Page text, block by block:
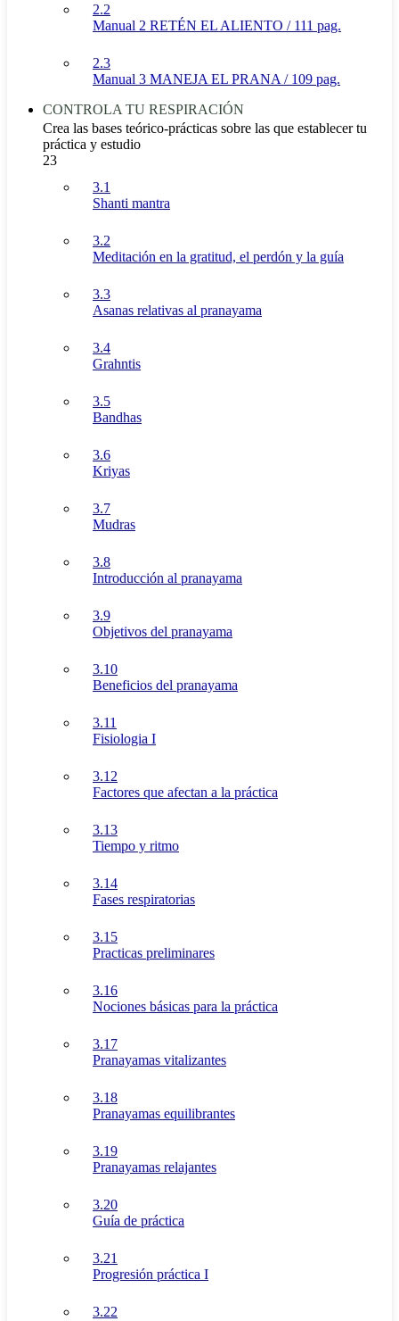
2.2
Manual 2 RETÉN EL ALIENTO / 111 pag.
2.3
Manual 3 MANEJA EL PRANA / 109 pag.
CONTROLA TU RESPIRACIÓN
Crea las bases teórico-prácticas sobre las que establecer tu
práctica y estudio
23
3.1
Shanti mantra
3.2
Meditación en la gratitud, el perdón y la guía
3.3
Asanas relativas al pranayama
3.4
Grahntis
3.5
Bandhas
3.6
Kriyas
3.7
Mudras
3.8
Introducción al pranayama
3.9
Objetivos del pranayama
3.10
Beneficios del pranayama
3.11
Fisiologia I
3.12
Factores que afectan a la práctica
3.13
Tiempo y ritmo
3.14
Fases respiratorias
3.15
Practicas preliminares
3.16
Nociones básicas para la práctica
3.17
Pranayamas vitalizantes
3.18
Pranayamas equilibrantes
3.19
Pranayamas relajantes
3.20
Guía de práctica
3.21
Progresión práctica I
3.22